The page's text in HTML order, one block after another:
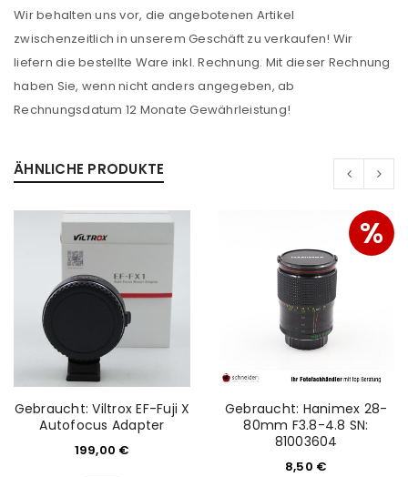
Benutzername oder E-Mail-Adresse
Passwort*
ANMELDEN
PASSWORT VERGESSEN?
REGISTRIEREN
E-Mail-Adresse*
Wir behalten uns vor, die angebotenen Artikel
zwischenzeitlich in unserem Geschäft zu verkaufen! Wir
liefern die bestellte Ware inkl. Rechnung. Mit dieser Rechnung
haben Sie, wenn nicht anders angegeben, ab
Rechnungsdatum 12 Monate Gewährleistung!
ÄHNLICHE PRODUKTE
Gebraucht: Viltrox EF-Fuji X
Autofocus Adapter
199,00 €
%
Gebraucht: Hanimex 28-
80mm F3.8-4.8 SN:
81003604
8,50 €